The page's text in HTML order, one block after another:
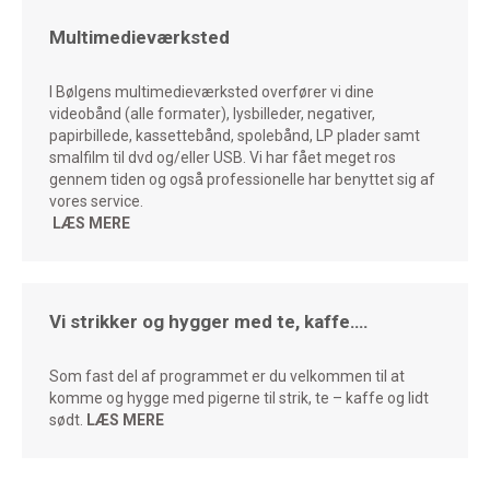
Multimedieværksted
I Bølgens multimedieværksted overfører vi dine
videobånd (alle formater), lysbilleder, negativer,
papirbillede, kassettebånd, spolebånd, LP plader samt
smalfilm til dvd og/eller USB. Vi har fået meget ros
gennem tiden og også professionelle har benyttet sig af
vores service.
LÆS MERE
Vi strikker og hygger med te, kaffe….
Som fast del af programmet er du velkommen til at
komme og hygge med pigerne til strik, te – kaffe og lidt
sødt. LÆS MERE